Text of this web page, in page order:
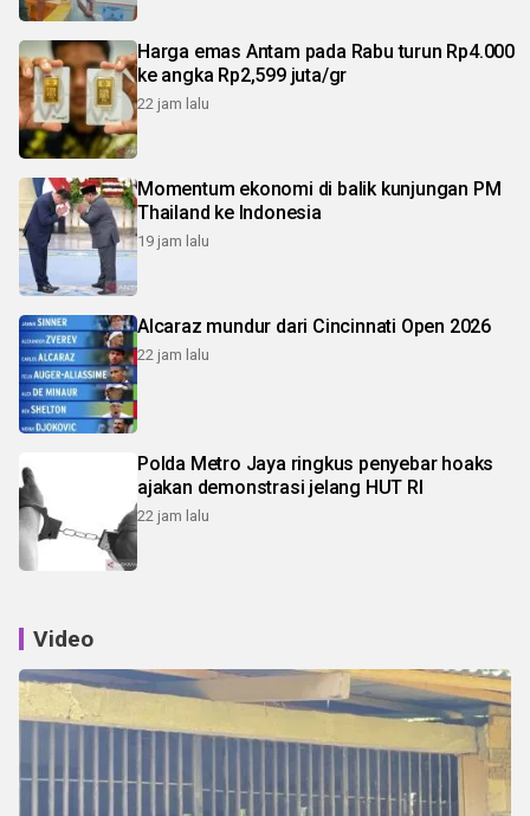
Harga emas Antam pada Rabu turun Rp4.000
ke angka Rp2,599 juta/gr
22 jam lalu
Momentum ekonomi di balik kunjungan PM
Thailand ke Indonesia
19 jam lalu
Alcaraz mundur dari Cincinnati Open 2026
22 jam lalu
Polda Metro Jaya ringkus penyebar hoaks
ajakan demonstrasi jelang HUT RI
22 jam lalu
Video